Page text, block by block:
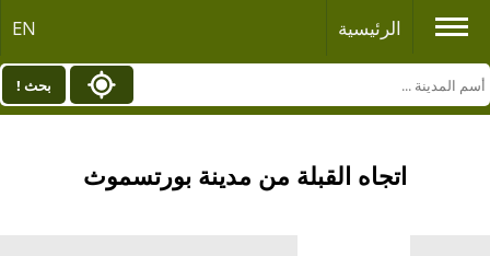
الرئيسية EN
بحث !
اتجاه القبلة من مدينة بورتسموث